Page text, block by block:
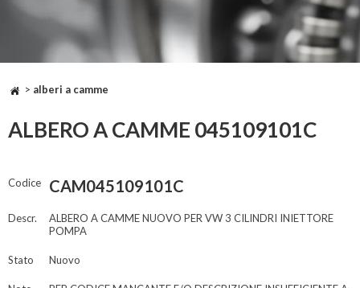
> alberi a camme
ALBERO A CAMME 045109101C
Codice CAM045109101C
Descr.
ALBERO A CAMME NUOVO PER VW 3 CILINDRI INIETTORE
POMPA
Stato Nuovo